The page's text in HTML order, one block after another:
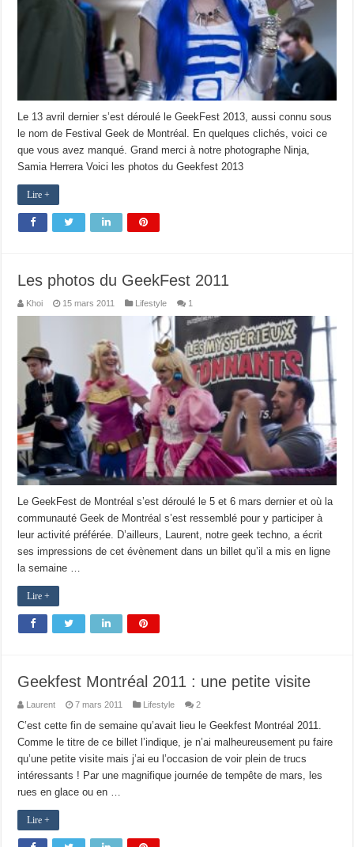
Le 13 avril dernier s’est déroulé le GeekFest 2013, aussi connu sous
le nom de Festival Geek de Montréal. En quelques clichés, voici ce
que vous avez manqué. Grand merci à notre photographe Ninja,
Samia Herrera Voici les photos du Geekfest 2013
Lire +
Les photos du GeekFest 2011
Khoi 15 mars 2011 Lifestyle 1
Le GeekFest de Montréal s’est déroulé le 5 et 6 mars dernier et où la
communauté Geek de Montréal s’est ressemblé pour y participer à
leur activité préférée. D’ailleurs, Laurent, notre geek techno, a écrit
ses impressions de cet évènement dans un billet qu’il a mis en ligne
la semaine …
Lire +
Geekfest Montréal 2011 : une petite visite
Laurent 7 mars 2011 Lifestyle 2
C’est cette fin de semaine qu’avait lieu le Geekfest Montréal 2011.
Comme le titre de ce billet l’indique, je n’ai malheureusement pu faire
qu’une petite visite mais j’ai eu l’occasion de voir plein de trucs
intéressants ! Par une magnifique journée de tempête de mars, les
rues en glace ou en …
Lire +